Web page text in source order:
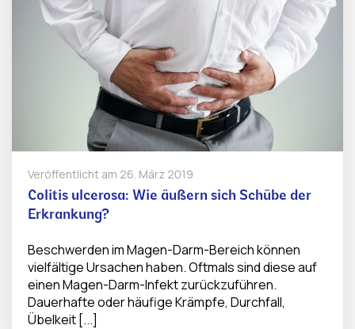
Veröffentlicht am 26. März 2019
Colitis ulcerosa: Wie äußern sich Schübe der
Erkrankung?
Beschwerden im Magen-Darm-Bereich können
vielfältige Ursachen haben. Oftmals sind diese auf
einen Magen-Darm-Infekt zurückzuführen.
Dauerhafte oder häufige Krämpfe, Durchfall,
Übelkeit [...]